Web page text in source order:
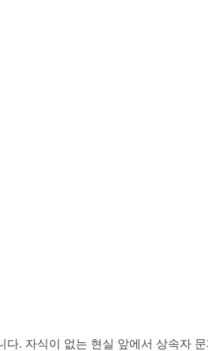
. 자식이 없는 현실 앞에서 상속자